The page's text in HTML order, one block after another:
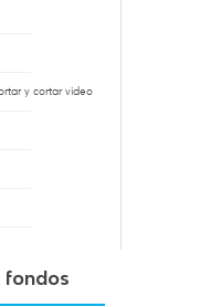
y cortar video
fondos